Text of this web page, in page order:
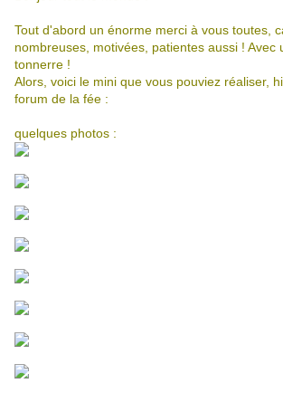
Tout d'abord un énorme merci à vous toutes,
nombreuses, motivées, patientes aussi ! Avec
tonnerre !
Alors, voici le mini que vous pouviez réaliser,
forum de la fée :
quelques photos :